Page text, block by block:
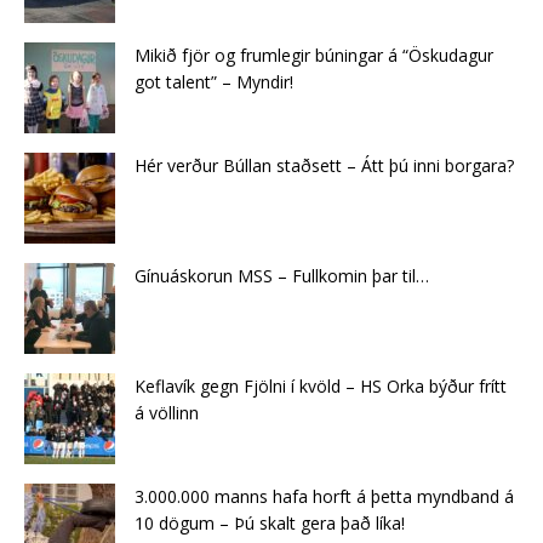
Mikið fjör og frumlegir búningar á “Öskudagur
got talent” – Myndir!
Hér verður Búllan staðsett – Átt þú inni borgara?
Gínuáskorun MSS – Fullkomin þar til…
Keflavík gegn Fjölni í kvöld – HS Orka býður frítt
á völlinn
3.000.000 manns hafa horft á þetta myndband á
10 dögum – Þú skalt gera það líka!